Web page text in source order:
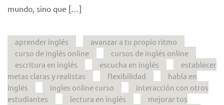
mundo, sino que […]
aprender inglés
avanzar a tu propio ritmo
curso de inglés online
cursos de inglés online
escritura en inglés
escucha en inglés
establecer
metas claras y realistas
flexibilidad
habla en
inglés
ingles online curso
interacción con otros
estudiantes
lectura en inglés
mejorar tus